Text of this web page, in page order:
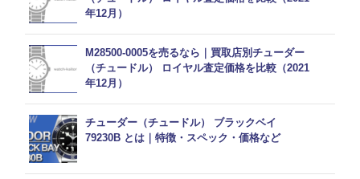
年12月）
M28500-0005を売るなら｜買取店別チューダー
（チュードル） ロイヤル査定価格を比較（2021
年12月）
チューダー（チュードル） ブラックベイ
79230B とは｜特徴・スペック・価格など